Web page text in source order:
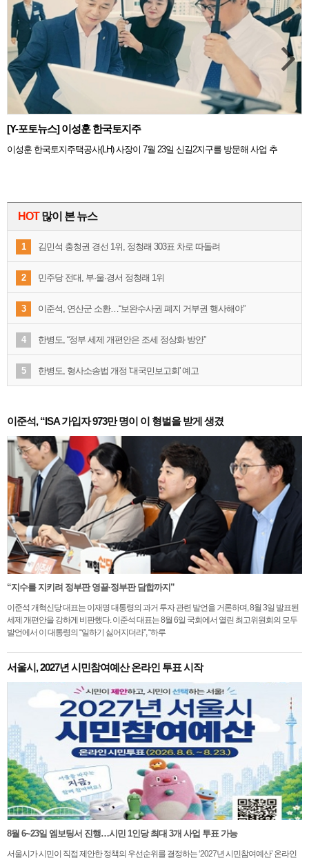
[Y-포토뉴스] 이성훈 한국토지주
이성훈 한국토지주택공사(LH) 사장이 7월 23일 신길2지구를 방문해 사업 추
HOT많이 본 뉴스
1 김민석 충청권 경선 1위, 정청래 303표 차로 따돌려
2 민주당 전대, 부·울·경서 정청래 1위
3 이준석, 연산군 소환…“보완수사권 폐지 거부권 행사해야”
4 한병도, “정부 세제 개편안은 조세 정상화 방안”
5 한병도, 형사소송법 개정 '대국민보고회' 예고
이준석, “ISA 가입자 973만 명이 이 형벌을 받게 생겼
“지수를 지키려 정부판 영끌·정부판 담합까지”
이준석 개혁신당 대표는 이재명 대통령의 과거 투자 관련 발언을 거론하며, 8월 3일 발표된
세제 개편안을 강하게 비판했다. 이준석 대표는 8월 6일 국회에서 열린 최고위원회의 모두
발언에서 이 대통령의 “일하기 싫어지더라”, “하루
서울시, 2027년 시민참여예산 온라인 투표 시작
8월 6~23일 엠보팅서 진행…시민 1인당 최대 3개 사업 투표 가능
서울시가 시민이 직접 제안한 정책의 우선순위를 결정하는 ‘2027년 시민참여예산’ 온라인